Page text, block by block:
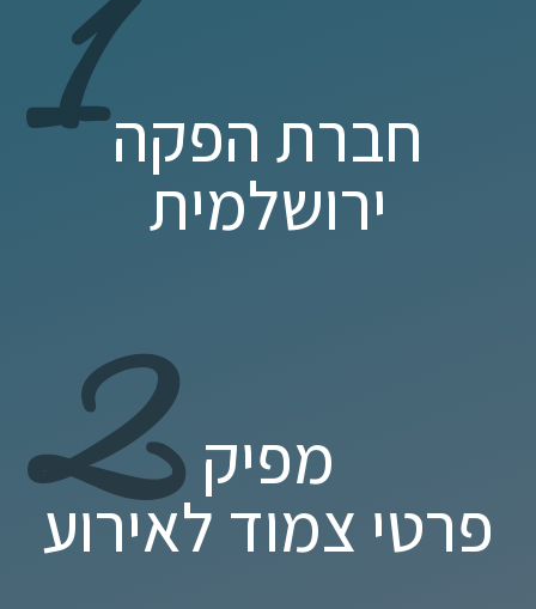
1חברת הפקה
ירושלמית
2 מפיק
פרטי צמוד לאירוע